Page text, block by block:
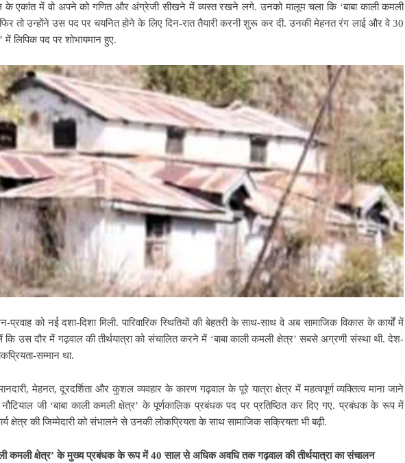
के एकांत में वो अपने को गणित और अंग्रेजी सीखने में व्यस्त रखने लगे. उनको मालूम चला कि ‘बाबा काली कमली
फिर तो उन्होंने उस पद पर चयनित होने के लिए दिन-रात तैयारी करनी शुरू कर दी. उनकी मेहनत रंग लाई और वे 30
में लिपिक पद पर शोभायमान हुए.
को नई दशा-दिशा मिली. पारिवारिक स्थितियों की बेहतरी के साथ-साथ वे अब सामाजिक विकास के कार्यों में
उस दौर में गढ़वाल की तीर्थयात्रा को संचालित करने में ‘बाबा काली कमली क्षेत्र’ सबसे अग्रणी संस्था थी. देश-
सम्मान था.
मेहनत, दूरदर्शिता और कुशल व्यवहार के कारण गढ़वाल के पूरे यात्रा क्षेत्र में महत्वपूर्ण व्यक्तित्व माना जाने
जी ‘बाबा काली कमली क्षेत्र’ के पूर्णकालिक प्रबंधक पद पर प्रतिष्ठित कर दिए गए. प्रबंधक के रूप में
की जिम्मेदारी को संभालने से उनकी लोकप्रियता के साथ सामाजिक सक्रियता भी बढ़ी.
काली कमली क्षेत्र’ के मुख्य प्रबंधक के रूप में 40 साल से अधिक अवधि तक गढ़वाल की तीर्थयात्रा का संचालन